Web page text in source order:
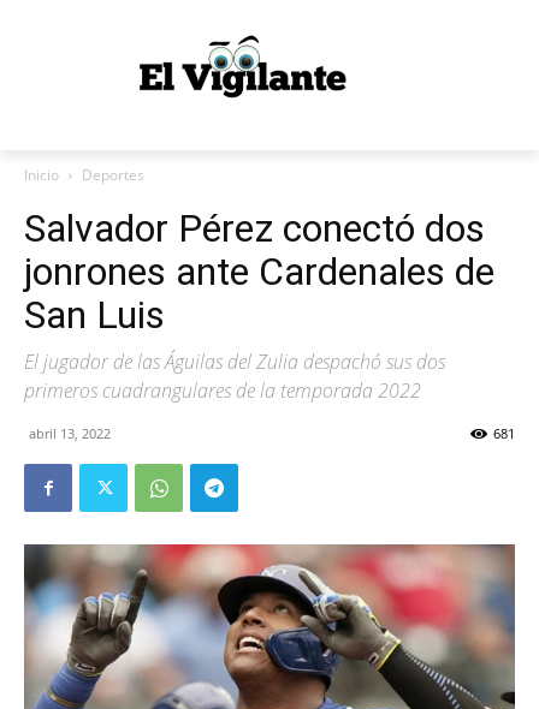
Inicio Deportes
Salvador Pérez conectó dos
jonrones ante Cardenales de
San Luis
El jugador de las Águilas del Zulia despachó sus dos
primeros cuadrangulares de la temporada 2022
abril 13, 2022 681